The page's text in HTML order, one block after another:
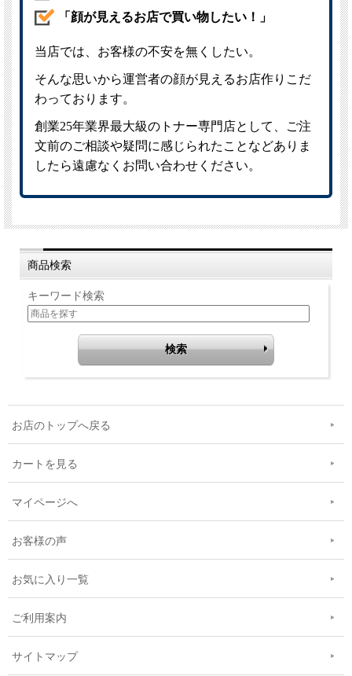
商品検索
キーワード検索
お店のトップへ戻る
カートを見る
マイページへ
お客様の声
お気に入り一覧
ご利用案内
サイトマップ